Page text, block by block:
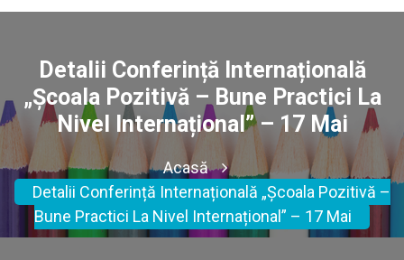
Detalii Conferință Internațională
„Școala Pozitivă – Bune Practici La
Nivel Internațional” – 17 Mai
Acasă
Detalii Conferință Internațională „Școala Pozitivă –
Bune Practici La Nivel Internațional” – 17 Mai